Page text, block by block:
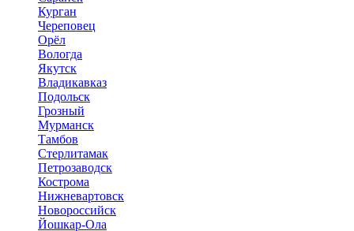
Курган
Череповец
Орёл
Вологда
Якутск
Владикавказ
Подольск
Грозный
Мурманск
Тамбов
Стерлитамак
Петрозаводск
Кострома
Нижневартовск
Новороссийск
Йошкар-Ола